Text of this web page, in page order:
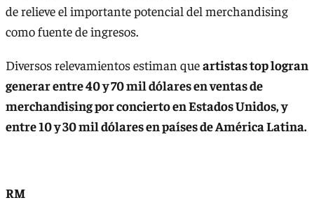
de relieve el importante potencial del merchandising
como fuente de ingresos.
Diversos relevamientos estiman queartistas top logran
generar entre 40 y 70 mil dólares en ventas de
merchandising por concierto en Estados Unidos, y
entre 10 y 30 mil dólares en países de América Latina.
RM